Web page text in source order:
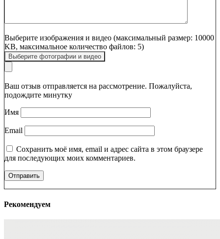
Выберите изображения и видео (максимальный размер: 10000
KB, максимальное количество файлов: 5)
Выберите фотографии и видео
Ваш отзыв отправляется на рассмотрение. Пожалуйста,
подождите минутку
Имя
Email
Сохранить моё имя, email и адрес сайта в этом браузере
для последующих моих комментариев.
Рекомендуем